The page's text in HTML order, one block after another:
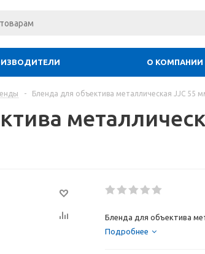
О КОМПАНИИ
- Бленда для объектива металлическая JJC 55
Бленда для объектива
Подробнее